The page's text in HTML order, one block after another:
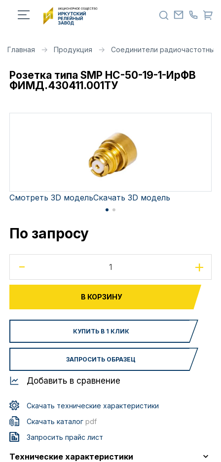
Главная Продукция Соединители радиочастотные
Розетка типа SMP НС-50-19-1-ИрФВ
ФИМД.430411.001ТУ
Смотреть 3D модельСкачать 3D модель
По запросу
- +
В КОРЗИНУ
КУПИТЬ В 1 КЛИК
ЗАПРОСИТЬ ОБРАЗЕЦ
Добавить в сравнение
Скачать технические характеристики
Скачать каталогpdf
Запросить прайс лист
Технические характеристики